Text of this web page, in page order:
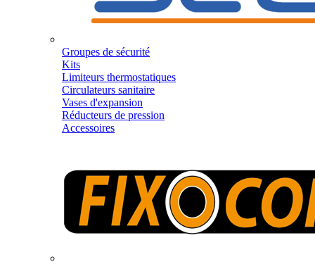
Groupes de sécurité
Kits
Limiteurs thermostatiques
Circulateurs sanitaire
Vases d'expansion
Réducteurs de pression
Accessoires